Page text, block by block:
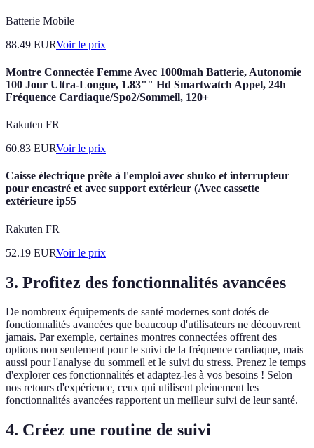
Batterie Mobile
88.49 EURVoir le prix
Montre Connectée Femme Avec 1000mah Batterie, Autonomie
100 Jour Ultra-Longue, 1.83"" Hd Smartwatch Appel, 24h
Fréquence Cardiaque/Spo2/Sommeil, 120+
Rakuten FR
60.83 EURVoir le prix
Caisse électrique prête à l'emploi avec shuko et interrupteur
pour encastré et avec support extérieur (Avec cassette
extérieure ip55
Rakuten FR
52.19 EURVoir le prix
3. Profitez des fonctionnalités avancées
De nombreux équipements de santé modernes sont dotés de
fonctionnalités avancées que beaucoup d'utilisateurs ne découvrent
jamais. Par exemple, certaines montres connectées offrent des
options non seulement pour le suivi de la fréquence cardiaque, mais
aussi pour l'analyse du sommeil et le suivi du stress. Prenez le temps
d'explorer ces fonctionnalités et adaptez-les à vos besoins ! Selon
nos retours d'expérience, ceux qui utilisent pleinement les
fonctionnalités avancées rapportent un meilleur suivi de leur santé.
4. Créez une routine de suivi